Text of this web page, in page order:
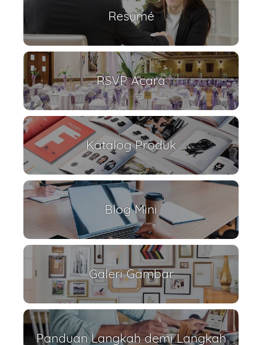
Resumé
RSVP Acara
Katalog Produk
Blog Mini
Galeri Gambar
Panduan Langkah demi Langkah